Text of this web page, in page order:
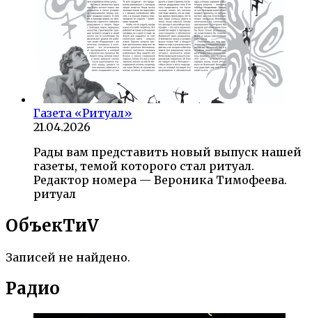
Газета «Ритуал»
21.04.2026
Рады вам представить новый выпуск нашей
газеты, темой которого стал ритуал.
Редактор номера — Вероника Тимофеева.
ритуал
ОбъекTиV
Записей не найдено.
Радио